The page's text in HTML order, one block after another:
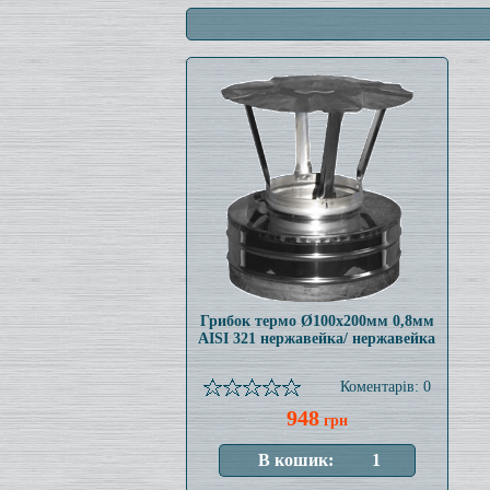
Грибок термо Ø100x200мм 0,8мм
AISI 321 нержавейка/ нержавейка
Коментарів: 0
948грн